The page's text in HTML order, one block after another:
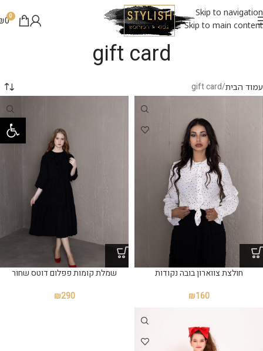
Skip to navigation
Skip to main content
0
0
gift card
עמוד הבית gift card
חולצת צווארון בובה נקודות
₪160
שמלת קומות פפלום דוטס שחור
₪290
פתח